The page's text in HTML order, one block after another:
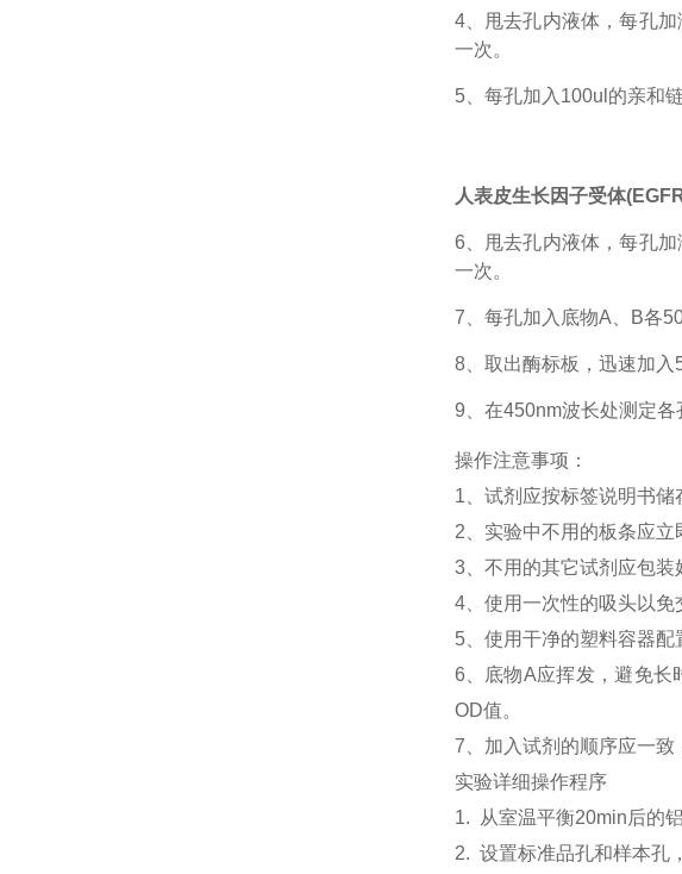
4、甩去孔内液体，每孔
一次。
5、每孔加入100ul的亲和
人表皮生长因子受体
6、甩去孔内液体，每孔
一次。
7、每孔加入底物A、B各
8、取出酶标板，迅速加入
9、在450nm波长处测定各
操作注意事项：
1、 试剂应按标签说明书
2、 实验中不用的板条应立
3、 不用的其它试剂应包装
4、 使用一次性的吸头以免
5、 使用干净的塑料容器配
6、
底物A应挥发，避免长
OD值。
7、加入试剂的顺序应一致
实验详细操作程序
1. 从室温平衡20min后的
2. 设置标准品孔和样本孔